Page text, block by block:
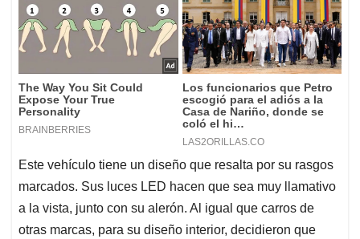
Este vehículo tiene un diseño que resalta por su rasgos
marcados. Sus luces LED hacen que sea muy llamativo
a la vista, junto con su alerón. Al igual que carros de
otras marcas, para su diseño interior, decidieron que